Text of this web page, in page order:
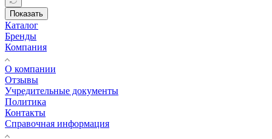
Показать
Каталог
Бренды
Компания
О компании
Отзывы
Учредительные документы
Политика
Контакты
Справочная информация